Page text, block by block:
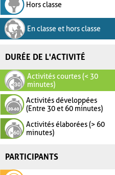
Hors classe
En classe et hors classe
DURÉE DE L'ACTIVITÉ
Activités courtes (< 30
minutes)
Activités développées
(Entre 30 et 60 minutes)
Activités élaborées (> 60
minutes)
PARTICIPANTS